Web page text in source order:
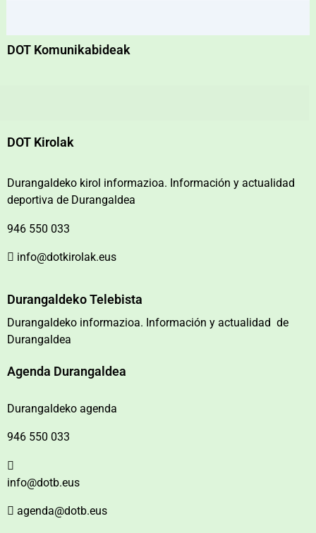
DOT Komunikabideak
DOT Kirolak
Durangaldeko kirol informazioa. Información y actualidad
deportiva de Durangaldea
946 550 033
info@dotkirolak.eus
Durangaldeko Telebista
Durangaldeko informazioa. Información y actualidad de
Durangaldea
Agenda Durangaldea
Durangaldeko agenda
946 550 033
info@dotb.eus
agenda@dotb.eus